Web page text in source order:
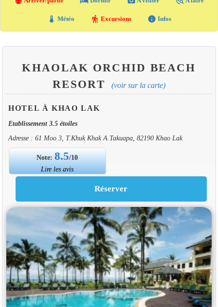
thermostat Météo hiking Excursions info Infos
KHAOLAK ORCHID BEACH
RESORT
(voir sur la carte)
HOTEL À KHAO LAK
Etablissement 3.5 étoiles
Adresse : 61 Moo 3, T.Khuk Khak A.Takuapa, 82190 Khao Lak
Note:8.5/10
Lire les avis